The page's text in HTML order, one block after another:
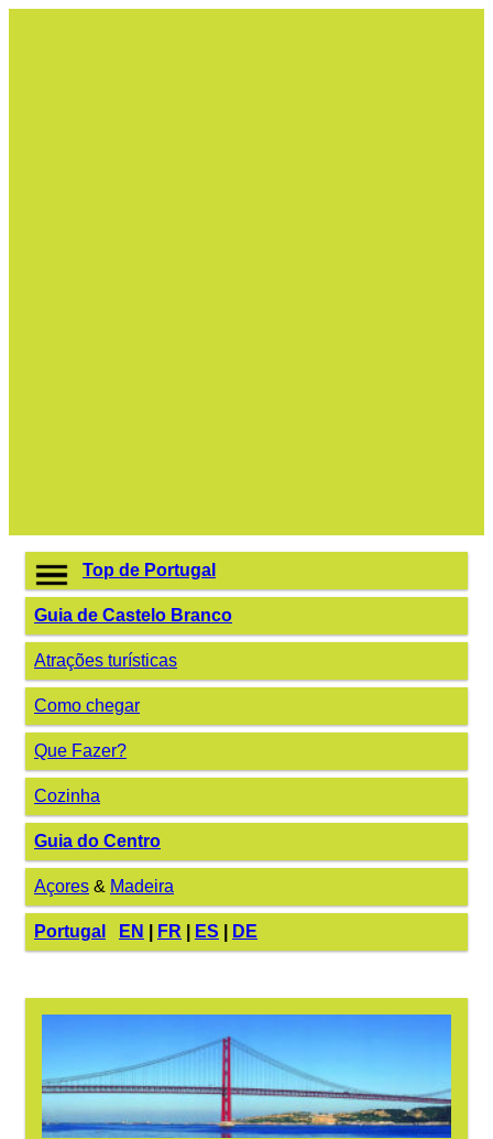
Top de Portugal
Guia de Castelo Branco
Atrações turísticas
Como chegar
Que Fazer?
Cozinha
Guia do Centro
Açores & Madeira
Portugal EN FR ES DE